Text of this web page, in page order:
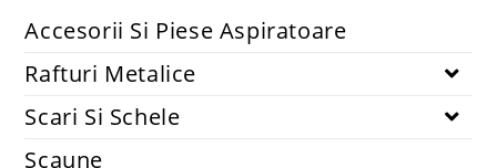
Accesorii Si Piese Aspiratoare
Rafturi Metalice
Scari Si Schele
Scaune